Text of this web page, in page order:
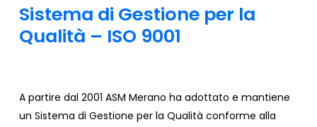
Sistema di Gestione per la
Qualità – ISO 9001
A partire dal 2001 ASM Merano ha adottato e mantiene
un Sistema di Gestione per la Qualità conforme alla